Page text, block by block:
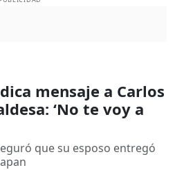
mensaje a Carlos
‘No te voy a
que su esposo entregó